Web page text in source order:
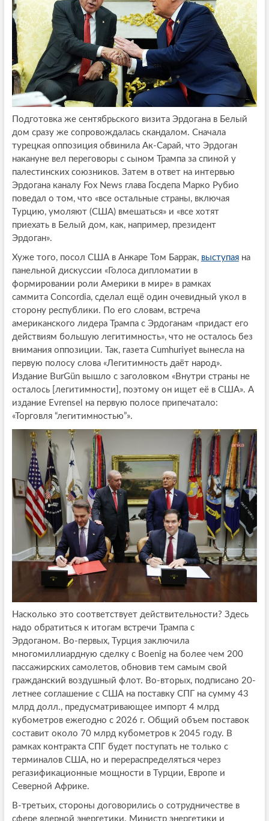
Подготовка же сентябрьского визита Эрдогана в Белый
дом сразу же сопровождалась скандалом. Сначала
турецкая оппозиция обвинила Ак-Сарай, что Эрдоган
накануне вел переговоры с сыном Трампа за спиной у
палестинских союзников. Затем в ответ на интервью
Эрдогана каналу Fox News глава Госдепа Марко Рубио
поведал о том, что «все остальные страны, включая
Турцию, умоляют (США) вмешаться» и «все хотят
приехать в Белый дом, как, например, президент
Эрдоган».
Хуже того, посол США в Анкаре Том Баррак, выступаяна
панельной дискуссии «Голоса дипломатии в
формировании роли Америки в мире» в рамках
саммита Concordia, сделал ещё один очевидный укол в
сторону республики. По его словам, встреча
американского лидера Трампа с Эрдоганам «придаст его
действиям большую легитимность», что не осталось без
внимания оппозиции. Так, газета Cumhuriyet вынесла на
первую полосу слова «Легитимность даёт народ».
Издание BurGün вышло с заголовком «Внутри страны не
осталось [легитимности], поэтому он ищет её в США». А
издание Evrensel на первую полосе припечатало:
«Торговля “легитимностью”».
Насколько это соответствует действительности? Здесь
надо обратиться к итогам встречи Трампа с
Эрдоганом. Во-первых, Турция заключила
многомиллиардную сделку с Boenig на более чем 200
пассажирских самолетов, обновив тем самым свой
гражданский воздушный флот. Во-вторых, подписано 20-
летнее соглашение с США на поставку СПГ на сумму 43
млрд долл., предусматривающее импорт 4 млрд
кубометров ежегодно с 2026 г. Общий объем поставок
составит около 70 млрд кубометров к 2045 году. В
рамках контракта СПГ будет поступать не только с
терминалов США, но и перераспределяться через
регазификационные мощности в Турции, Европе и
Северной Африке.
В-третьих, стороны договорились о сотрудничестве в
сфере ядерной энергетики. Министр энергетики и